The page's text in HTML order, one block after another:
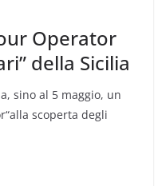
Operator
della Sicilia
sino al 5 maggio, un
scoperta degli